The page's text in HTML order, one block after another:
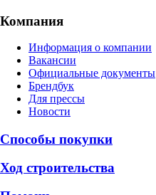
Компания
Информация о компании
Вакансии
Официальные документы
Брендбук
Для прессы
Новости
Способы покупки
Ход строительства